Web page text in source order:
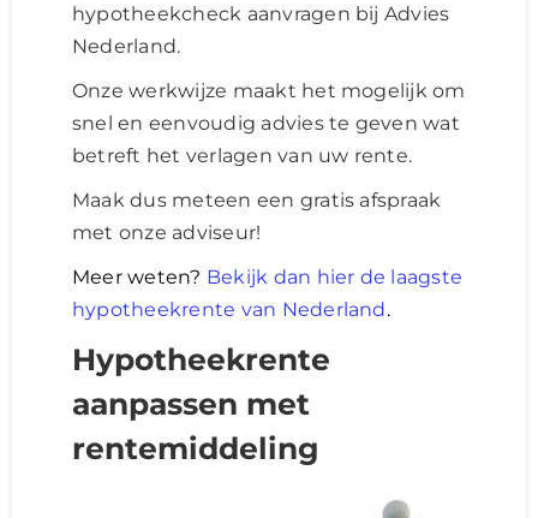
hypotheekcheck aanvragen bij Advies
Nederland.
Onze werkwijze maakt het mogelijk om
snel en eenvoudig advies te geven wat
betreft het verlagen van uw rente.
Maak dus meteen een gratis afspraak
met onze adviseur!
Meer weten? Bekijk dan hier de laagste
hypotheekrente van Nederland.
Hypotheekrente
aanpassen met
rentemiddeling